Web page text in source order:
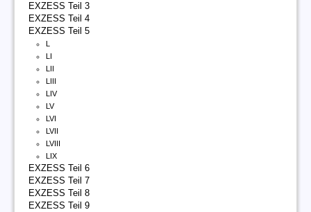
EXZESS Teil 3
EXZESS Teil 4
EXZESS Teil 5
LIV
LV
LVI
LVII
LVIII
LIX
EXZESS Teil 6
EXZESS Teil 7
EXZESS Teil 8
EXZESS Teil 9